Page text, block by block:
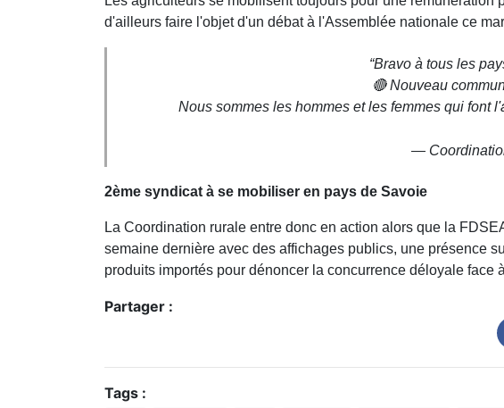
d'ailleurs faire l'objet d'un débat à l'Assemblée nationale ce
“Bravo à tous les
🔴 Nouveau
Nous sommes les hommes et les femmes qui font
—
2ème syndicat à se mobiliser en pays de Savoie
La Coordination rurale entre donc en action alors que la
semaine dernière avec des affichages publics, une présence
produits importés pour dénoncer la concurrence déloyale face
Partager :
Tags :